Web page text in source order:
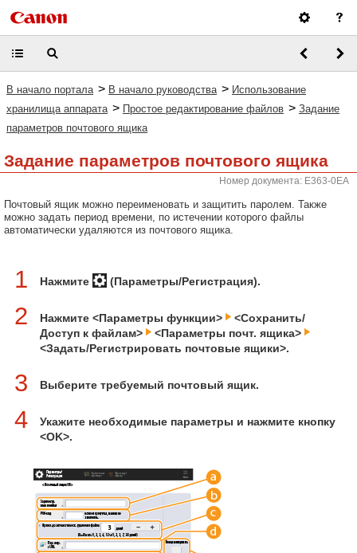
В начало портала > В начало руководства > Использование
хранилища аппарата > Простое редактирование файлов > Задание
параметров почтового ящика
Задание параметров почтового ящика
Номер документа: E363-0EA
Почтовый ящик можно переименовать и защитить паролем. Также
можно задать период времени, по истечении которого файлы
автоматически удаляются из почтового ящика.
1 Нажмите (Параметры/Регистрация).
2 Нажмите <Параметры функции>
<Сохранить/
Доступ к файлам>
<Параметры почт. ящика>
<Задать/Регистрировать почтовые ящики>.
3 Выберите требуемый почтовый ящик.
4
Укажите необходимые параметры и нажмите кнопку
<OK>.